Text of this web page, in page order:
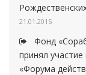
21.01.2015
Фонд
принял
«Форума